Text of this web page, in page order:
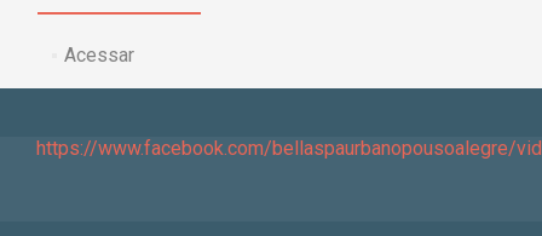
Acessar
https://www.facebook.com/bellaspaurbanopousoalegre/